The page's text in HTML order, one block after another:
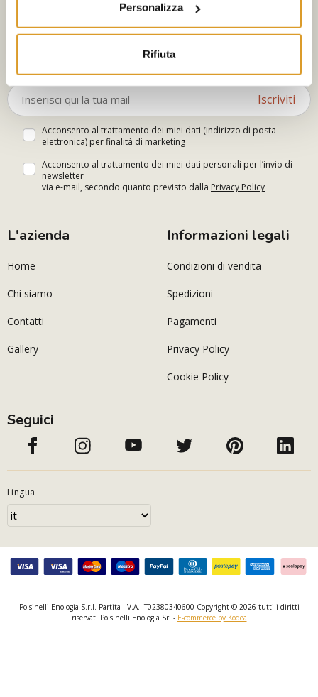
Personalizza
Rifiuta
Iscriviti alla newsletter
Iscriviti
Acconsento al trattamento dei miei dati (indirizzo di posta
elettronica) per finalità di marketing
Acconsento al trattamento dei miei dati personali per l’invio di
newsletter
via e-mail, secondo quanto previsto dalla Privacy Policy
L'azienda
Home
Chi siamo
Contatti
Gallery
Informazioni legali
Condizioni di vendita
Spedizioni
Pagamenti
Privacy Policy
Cookie Policy
Seguici
Lingua
Polsinelli Enologia S.r.l. Partita I.V.A. IT02380340600 Copyright © 2026 tutti i diritti
riservati Polsinelli Enologia Srl - E-commerce by Kodea